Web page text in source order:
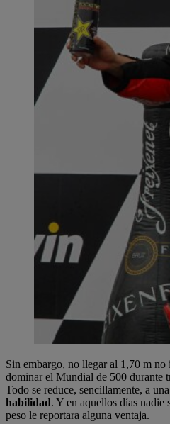
Sin embargo, no llegar al 1,70 m
dominar el Mundial de 500 durante
Todo se reduce, sencillamente, a una
habilidad. Y en aquellos días nadie
peso le reportara alguna ventaja.